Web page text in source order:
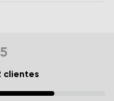
5
clientes